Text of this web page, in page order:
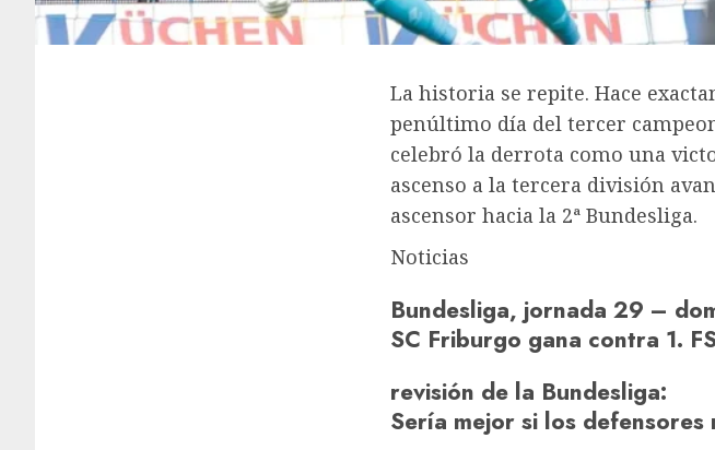
La historia se repite. Hace
penúltimo día del tercer
celebró la derrota como una
ascenso a la tercera división
ascensor hacia la 2ª Bundesliga.
Noticias
Bundesliga, jornada 29 –
SC Friburgo gana contra 1.
revisión de la Bundesliga:
Sería mejor si los defensores